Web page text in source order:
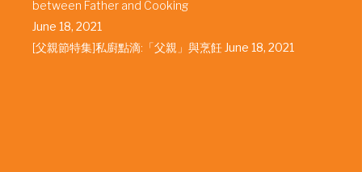
between Father and Cooking
June 18, 2021
[父親節特集]私廚點滴:「父親」與烹飪 June 18, 2021